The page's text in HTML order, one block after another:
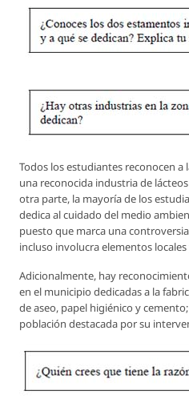
Todos los estudiantes reconocen a
una reconocida industria de
otra parte, la mayoría de los
dedica al cuidado del medio
puesto que marca una
incluso involucra elementos
Adicionalmente, hay
en el municipio dedicadas a la
de aseo, papel higiénico y
población destacada por su